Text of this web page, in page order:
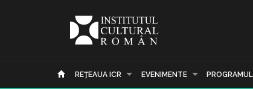
REŢEAUA ICR EVENIMENTE